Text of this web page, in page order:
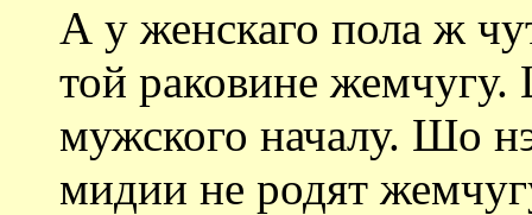
А у женскаго пола ж
той раковине
мужского началу. Шо
мидии не родят